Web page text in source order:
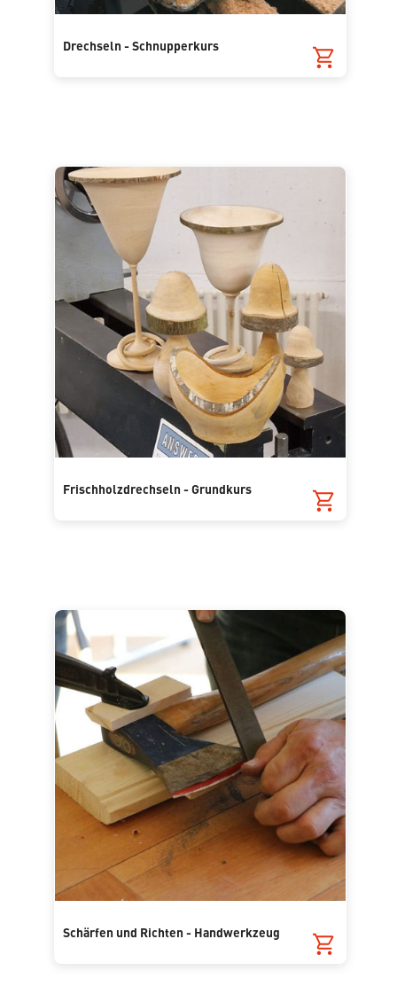
Drechseln - Schnupperkurs
Frischholzdrechseln - Grundkurs
Schärfen und Richten - Handwerkzeug